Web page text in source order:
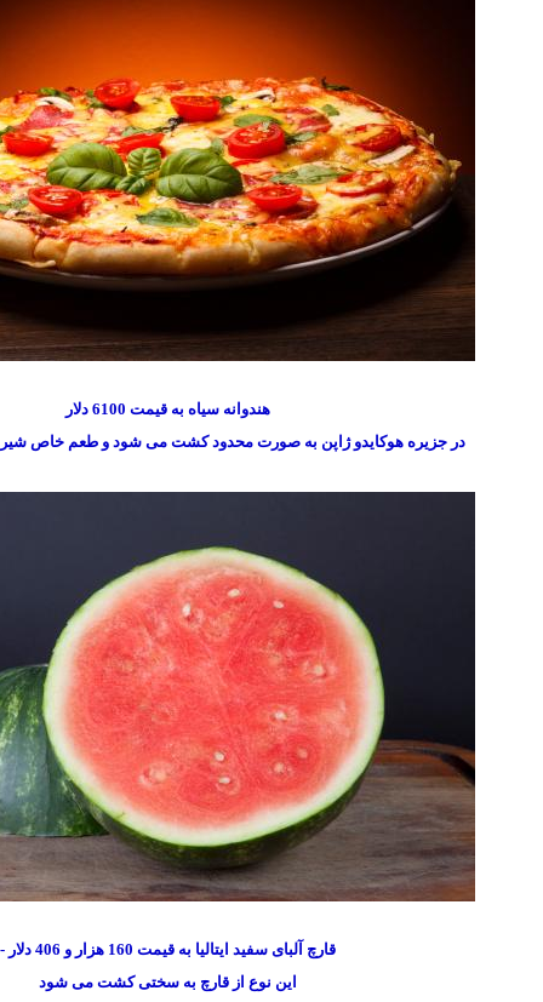
هندوانه سیاه به قیمت 6100 دلار
در جزیره هوکایدو ژاپن به صورت محدود کشت می شود و طعم خاص
قارچ آلبای سفید ایتالیا به قیمت 160 هزار و 406 دلار -
این نوع از قارچ به سختی کشت می شود